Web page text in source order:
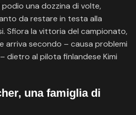
una dozzina di volte,
da restare in testa alla
Sfiora la vittoria del campionato,
arriva secondo – causa problemi
dietro al pilota finlandese Kimi
una famiglia di